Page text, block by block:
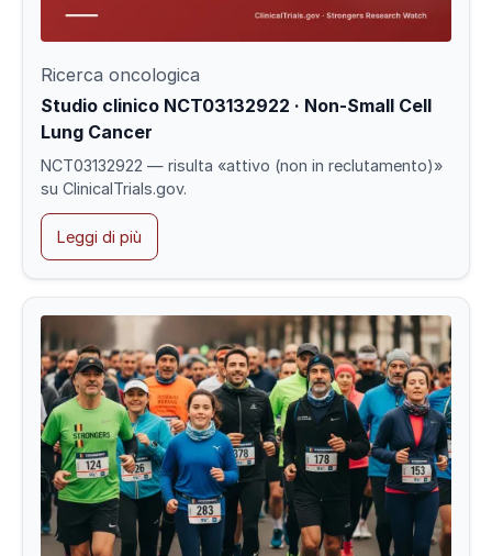
Ricerca oncologica
Studio clinico NCT03132922 · Non-Small Cell
Lung Cancer
NCT03132922 — risulta «attivo (non in reclutamento)»
su ClinicalTrials.gov.
Leggi di più